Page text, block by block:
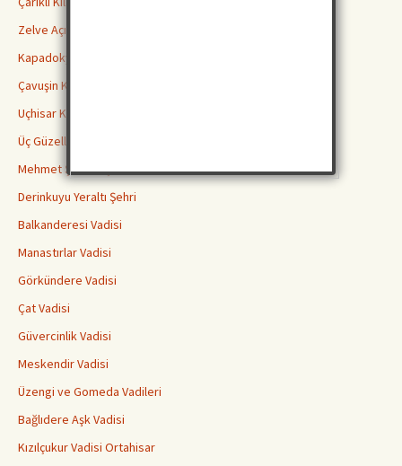
Zelve Açık Hava Müzesi Ören Yeri
Kapadokya Yeraltı Şehirleri Hakkında Bilmeniz Gerekenler
Çavuşin Kilisesi
Uçhisar Kalesi
Üç Güzeller Peri Bacaları
Mehmet Şakir Paşa Medresesi
Derinkuyu Yeraltı Şehri
Balkanderesi Vadisi
Manastırlar Vadisi
Görkündere Vadisi
Çat Vadisi
Güvercinlik Vadisi
Meskendir Vadisi
Üzengi ve Gomeda Vadileri
Bağlıdere Aşk Vadisi
Kızılçukur Vadisi Ortahisar